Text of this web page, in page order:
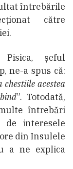
întrebările
către
Pisica, șeful
ne-a spus că:
acestea
”. Totodată,
întrebări
de interesele
din Insulele
a ne explica